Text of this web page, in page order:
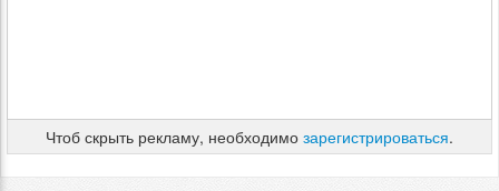
Чтоб скрыть рекламу, необходимо зарегистрироваться.